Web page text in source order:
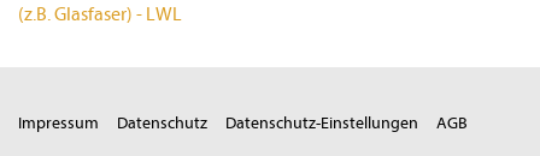
(z.B. Glasfaser) - LWL
Impressum Datenschutz Datenschutz-Einstellungen AGB